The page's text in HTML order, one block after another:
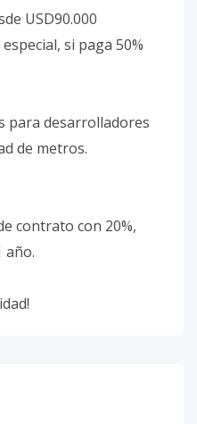
USD90.000
si paga 50%
para desarrolladores
de metros.
contrato con 20%,
año.